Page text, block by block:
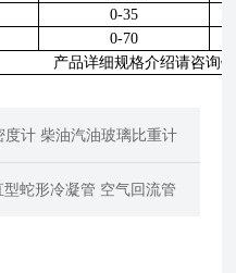
0-35
0-70
产品详细规格介绍请咨询
计 柴油汽油玻璃比重计
蛇形冷凝管 空气回流管